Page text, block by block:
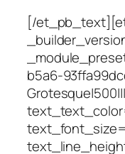
[/
b5a6-